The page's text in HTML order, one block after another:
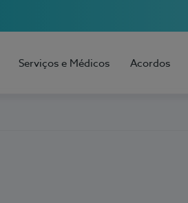
Serviços e Médicos Acordos